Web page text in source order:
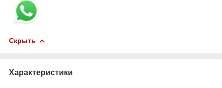
Скрыть
Характеристики